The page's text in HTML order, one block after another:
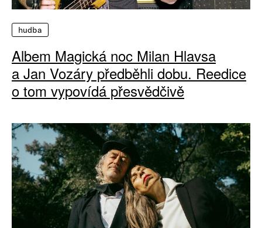
hudba
Albem Magická noc Milan Hlavsa
a Jan Vozáry předběhli dobu. Reedice
o tom vypovídá přesvědčivě